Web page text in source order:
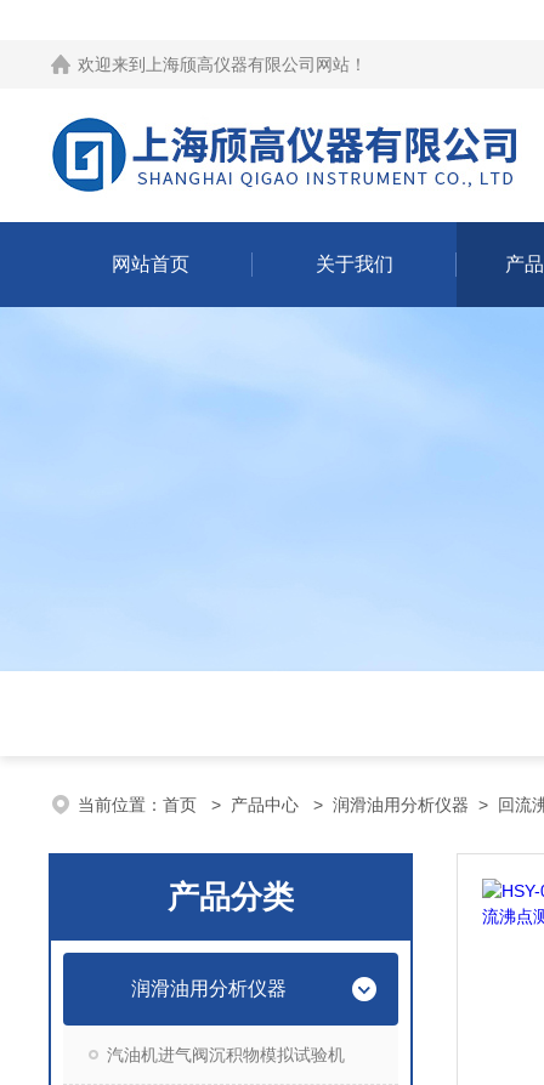
欢迎来到 上海颀高仪器有限公司网站 ！
网站首页 关于我们 产
当前位置： 首页 > 产品中心 > 润滑油用分析仪器 > 回流
产品分类
润滑油用分析仪器
汽油机进气阀沉积物模拟试验机